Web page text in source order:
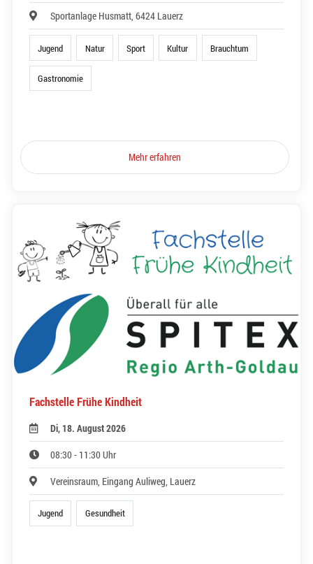
Sportanlage Husmatt, 6424 Lauerz
Jugend Natur Sport Kultur Brauchtum
Gastronomie
Mehr erfahren
Fachstelle Frühe Kindheit
Di, 18. August 2026
08:30 - 11:30 Uhr
Vereinsraum, Eingang Auliweg, Lauerz
Jugend Gesundheit